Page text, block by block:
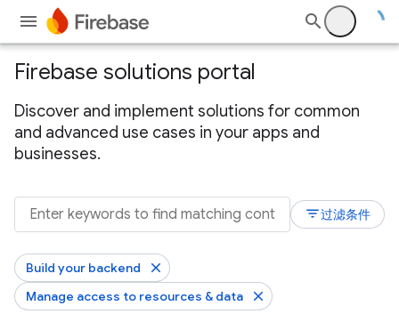
Firebase solutions portal
Discover and implement solutions for common
and advanced use cases in your apps and
businesses.
filter_list过滤条件
Build your backend
Manage access to resources & data